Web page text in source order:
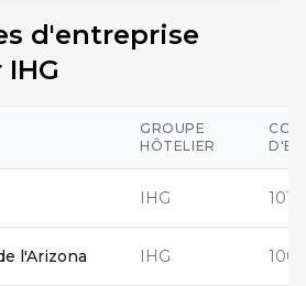
d'entreprise
GROUPE
HÔTELIER
IHG
l'Arizona IHG